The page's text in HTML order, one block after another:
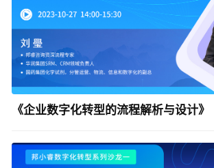
《企业数字化转型的流程解析与设计》